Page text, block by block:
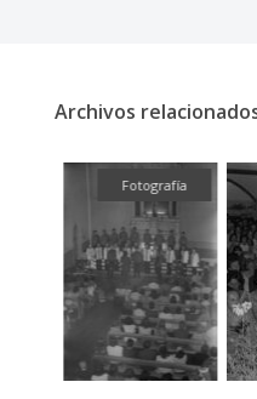
Archivos
Fotografía